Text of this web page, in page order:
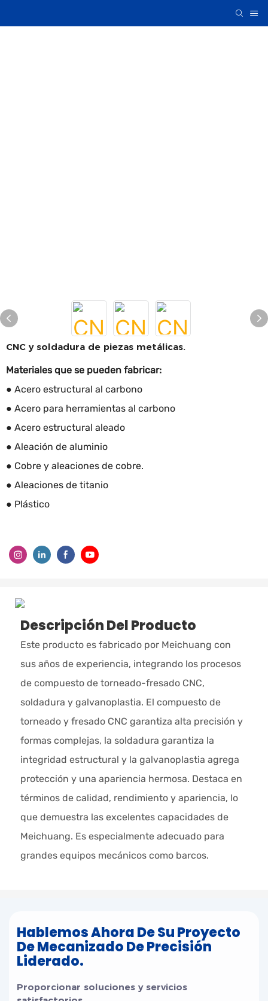
CNC y soldadura de piezas metálicas.
Materiales que se pueden fabricar:
● Acero estructural al carbono
● Acero para herramientas al carbono
● Acero estructural aleado
● Aleación de aluminio
● Cobre y aleaciones de cobre.
● Aleaciones de titanio
● Plástico
Descripción Del Producto
Este producto es fabricado por Meichuang con
sus años de experiencia, integrando los procesos
de compuesto de torneado-fresado CNC,
soldadura y galvanoplastia. El compuesto de
torneado y fresado CNC garantiza alta precisión y
formas complejas, la soldadura garantiza la
integridad estructural y la galvanoplastia agrega
protección y una apariencia hermosa. Destaca en
términos de calidad, rendimiento y apariencia, lo
que demuestra las excelentes capacidades de
Meichuang. Es especialmente adecuado para
grandes equipos mecánicos como barcos.
Hablemos Ahora De Su Proyecto
De Mecanizado De Precisión
Liderado.
Proporcionar soluciones y servicios